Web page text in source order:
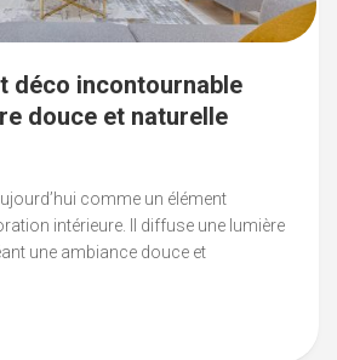
déco incontournable
douce et naturelle
comme un élément
intérieure. Il diffuse une lumière
une ambiance douce et